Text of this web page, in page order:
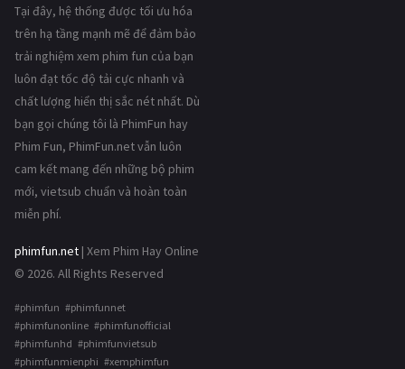
Tại đây, hệ thống được tối ưu hóa
trên hạ tầng mạnh mẽ để đảm bảo
trải nghiệm xem phim fun của bạn
luôn đạt tốc độ tải cực nhanh và
chất lượng hiển thị sắc nét nhất. Dù
bạn gọi chúng tôi là PhimFun hay
Phim Fun, PhimFun.net vẫn luôn
cam kết mang đến những bộ phim
mới, vietsub chuẩn và hoàn toàn
miễn phí.
phimfun.net | Xem Phim Hay Online
© 2026. All Rights Reserved
#phimfun #phimfunnet
#phimfunonline #phimfunofficial
#phimfunhd #phimfunvietsub
#phimfunmienphi #xemphimfun